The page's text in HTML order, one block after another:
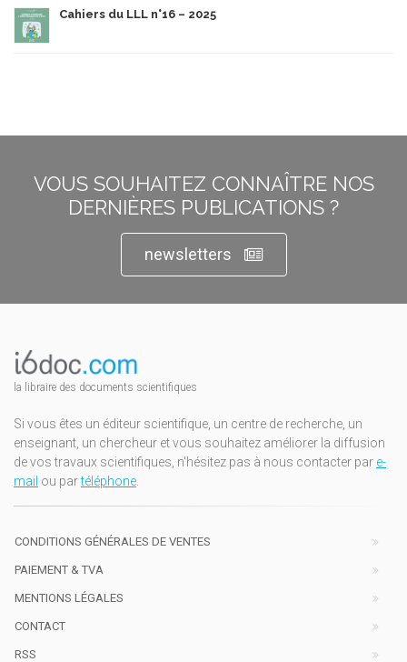
Cahiers du LLL n°16 – 2025
VOUS SOUHAITEZ CONNAÎTRE NOS
DERNIÈRES PUBLICATIONS ?
newsletters
la libraire des documents scientifiques
Si vous êtes un éditeur scientifique, un centre de recherche, un
enseignant, un chercheur et vous souhaitez améliorer la diffusion
de vos travaux scientifiques, n'hésitez pas à nous contacter par e-
mail ou partéléphone
CONDITIONS GÉNÉRALES DE VENTES
PAIEMENT & TVA
MENTIONS LÉGALES
CONTACT
RSS